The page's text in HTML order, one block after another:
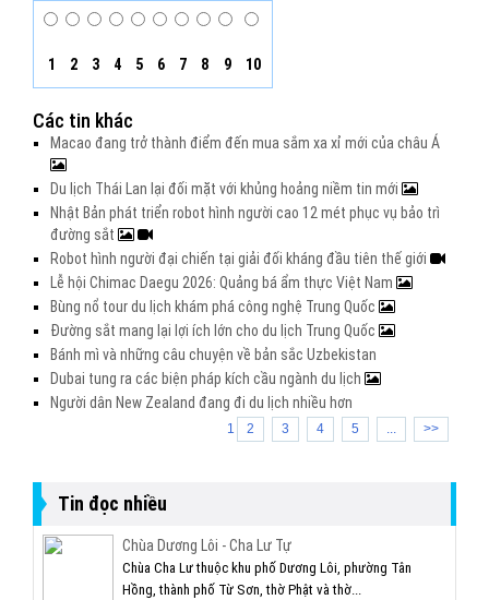
1 2 3 4 5 6 7 8 9 10
Các tin khác
Macao đang trở thành điểm đến mua sắm xa xỉ mới của châu Á
Du lịch Thái Lan lại đối mặt với khủng hoảng niềm tin mới
Nhật Bản phát triển robot hình người cao 12 mét phục vụ bảo trì
đường sắt
Robot hình người đại chiến tại giải đối kháng đầu tiên thế giới
Lễ hội Chimac Daegu 2026: Quảng bá ẩm thực Việt Nam
Bùng nổ tour du lịch khám phá công nghệ Trung Quốc
Đường sắt mang lại lợi ích lớn cho du lịch Trung Quốc
Bánh mì và những câu chuyện về bản sắc Uzbekistan
Dubai tung ra các biện pháp kích cầu ngành du lịch
Người dân New Zealand đang đi du lịch nhiều hơn
1 2 3 4 5 ... >>
Tin đọc nhiều
Chùa Dương Lôi - Cha Lư Tự
Chùa Cha Lư thuộc khu phố Dương Lôi, phường Tân
Hồng, thành phố Từ Sơn, thờ Phật và thờ...